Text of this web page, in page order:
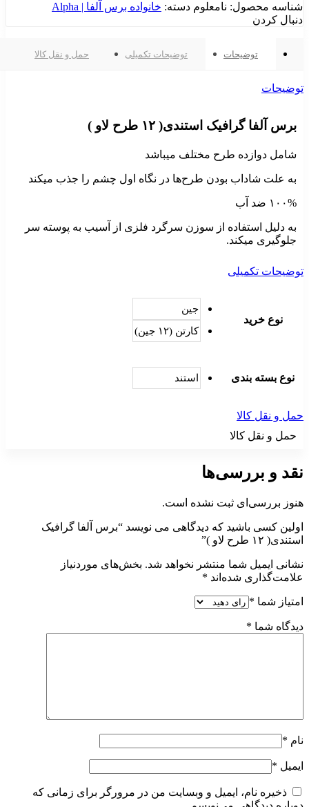
شناسه محصول: نامعلوم دسته: خانواده برس آلفا | Alpha
دنبال کردن
توضیحات توضیحات تکمیلی حمل و نقل کالا
توضیحات
برس آلفا گرافیک استندی( ۱۲ طرح لاو )
شامل دوازده طرح مختلف میباشد
به علت شاداب بودن طرح‌ها در نگاه اول چشم را جذب میکند
۱۰۰% ضد آب
به دلیل استفاده از سوزن سرگرد فلزی از آسیب به پوسته سر
جلوگیری میکند.
توضیحات تکمیلی
نوع خرید
جین
کارتن (۱۲ جین)
نوع بسته بندی استند
حمل و نقل کالا
حمل و نقل کالا
نقد و بررسی‌ها
هنوز بررسی‌ای ثبت نشده است.
اولین کسی باشید که دیدگاهی می نویسد “برس آلفا گرافیک
استندی( ۱۲ طرح لاو )”
نشانی ایمیل شما منتشر نخواهد شد. بخش‌های موردنیاز
علامت‌گذاری شده‌اند *
امتیاز شما *
دیدگاه شما *
نام *
ایمیل *
ذخیره نام، ایمیل و وبسایت من در مرورگر برای زمانی که